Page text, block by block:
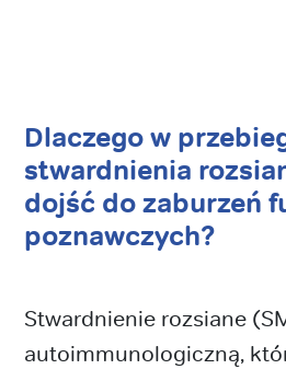
Dlaczego w
stwardnienia
dojść do zaburzeń
poznawczych?
Stwardnienie rozsiane
autoimmunologiczną,